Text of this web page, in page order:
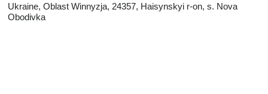
Ukraine, Oblast Winnyzja, 24357, Haisynskyi r-on, s. Nova
Obodivka